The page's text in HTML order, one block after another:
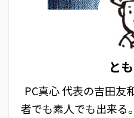
と
PC真心 代表の吉田友
者でも素人でも出来る